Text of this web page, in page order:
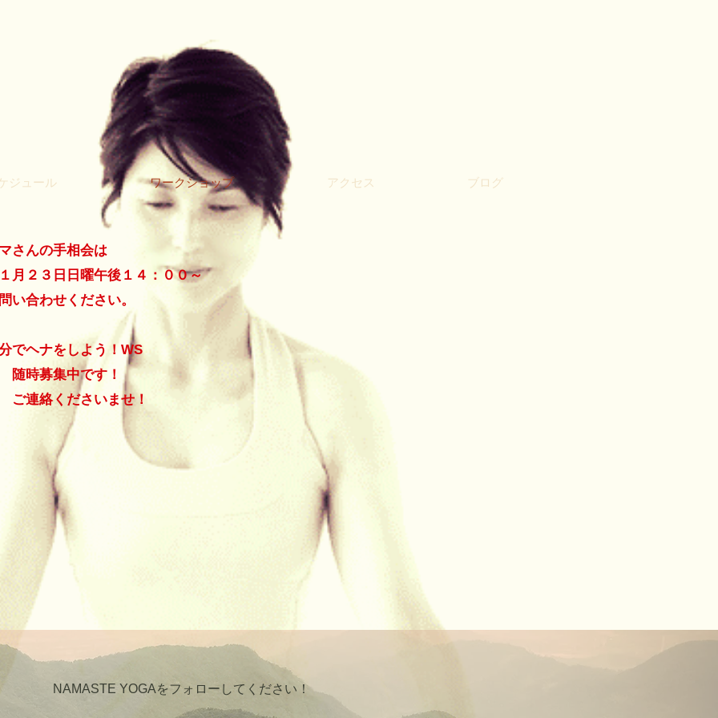
ジュール ワークショップ アクセス ブログ
さんの手相会は
月２３日日曜午後１４：００～
い合わせください。
でヘナをしよう！WS
募集中です！
連絡くださいませ！
NAMASTE YOGAをフォローしてください！